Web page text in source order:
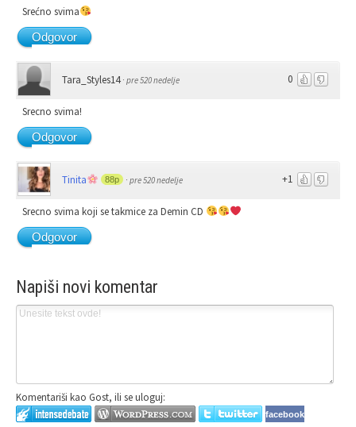
Srećno svima
Odgovor
0
Tara_Styles14 · pre 520 nedelje
Srecno svima!
Odgovor
+1
Tinita 88p · pre 520 nedelje
Srecno svima koji se takmice za Demin CD
Odgovor
Napiši novi komentar
Komentariši kao Gost, ili se uloguj:
facebook